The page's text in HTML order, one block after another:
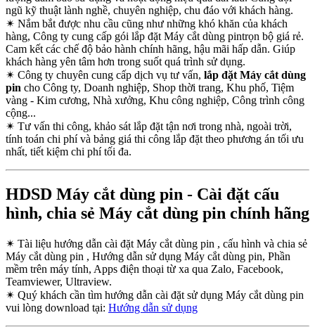
ngũ kỹ thuật lành nghề, chuyên nghiệp, chu đáo với khách hàng.
✴ Nắm bắt được nhu cầu cũng như những khó khăn của khách
hàng, Công ty cung cấp gói lắp đặt Máy cắt dùng pintrọn bộ giá rẻ.
Cam kết các chế độ bảo hành chính hãng, hậu mãi hấp dẫn. Giúp
khách hàng yên tâm hơn trong suốt quá trình sử dụng.
✴ Công ty chuyên cung cấp dịch vụ tư vấn, lắp đặt Máy cắt dùng
pin cho Công ty, Doanh nghiệp, Shop thời trang, Khu phố, Tiệm
vàng - Kim cương, Nhà xưởng, Khu công nghiệp, Công trình công
cộng...
✴ Tư vấn thi công, khảo sát lắp đặt tận nơi trong nhà, ngoài trời,
tính toán chi phí và bảng giá thi công lắp đặt theo phương án tối ưu
nhất, tiết kiệm chi phí tối đa.
HDSD Máy cắt dùng pin - Cài đặt cấu
hình, chia sẻ Máy cắt dùng pin chính hãng
✴ Tài liệu hướng dẫn cài đặt Máy cắt dùng pin , cấu hình và chia sẻ
Máy cắt dùng pin , Hướng dẫn sử dụng Máy cắt dùng pin, Phần
mềm trên máy tính, Apps điện thoại từ xa qua Zalo, Facebook,
Teamviewer, Ultraview.
✴ Quý khách cần tìm hướng dẫn cài đặt sử dụng Máy cắt dùng pin
vui lòng download tại: Hướng dẫn sử dụng